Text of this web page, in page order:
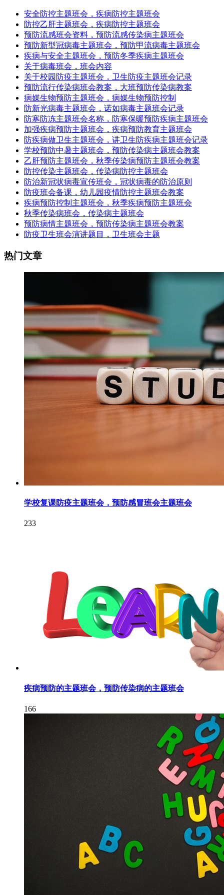
安全防控主题班会，疾病防控主题班会
防控乙肝主题班会，疾病防控主题班会
预防流感班会资料，预防流感传染病主题班会
预防新型冠病毒主题班会，预防甲流病毒主题班会
疾病与安全主题班会，预防冬季疾病主题班会
关于病毒班会，班会内容
关于校园防疫主题班会，卫生防疫主题班会记录
预防流行传染病班会教案，大班预防传染病教案
病媒生物预防主题班会，病媒生物预防控制
防新光病毒主题班会，诺如病毒主题班会记录
防寒防冻主题班会名称，防寒保暖预防疾病主题班会
加强疾病预防主题班会，疾病预防教育主题班会
防疾病做卫生主题班会，讲卫生防疾病主题班会记录
学校预防中暑主题班会，预防传染病主题班会教案
乙肝预防主题班会，秋季传染病预防主题班会教案
防控传染主题班会，传染病防控主题班会
防治新冠状病毒宣传班会，冠状病毒的防治原则
防疫班会备课，幼儿园疫情防控主题班会教案
疾病预防控制主题班会，秋季疾病预防主题班会
秋季传染病班会，传染病主题班会
预防病情主题班会，预防传染病主题班会教案
防疫卫生班会演讲题目，卫生班会主题
热门文章
学校复课防疫主题班会，预防感冒班会主题班会
233
疾病预防的主题班会，预防传染病的主题班会
166